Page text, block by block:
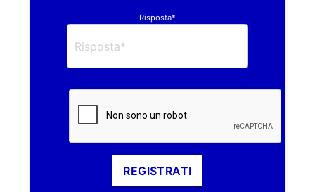
Risposta*
REGISTRATI